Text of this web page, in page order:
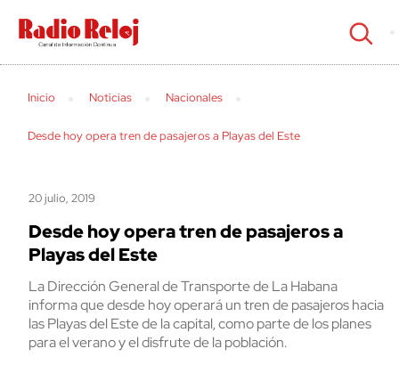
cerrar
Inicio Noticias Nacionales
Desde hoy opera tren de pasajeros a Playas del Este
20 julio, 2019
Desde hoy opera tren de pasajeros a
Playas del Este
La Dirección General de Transporte de La Habana
informa que desde hoy operará un tren de pasajeros hacia
las Playas del Este de la capital, como parte de los planes
para el verano y el disfrute de la población.